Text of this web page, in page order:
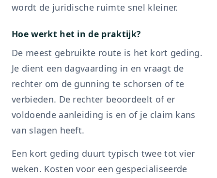
wordt de juridische ruimte snel kleiner.
Hoe werkt het in de praktijk?
De meest gebruikte route is het kort geding.
Je dient een dagvaarding in en vraagt de
rechter om de gunning te schorsen of te
verbieden. De rechter beoordeelt of er
voldoende aanleiding is en of je claim kans
van slagen heeft.
Een kort geding duurt typisch twee tot vier
weken. Kosten voor een gespecialiseerde